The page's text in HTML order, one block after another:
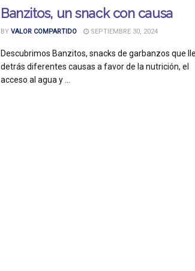
Banzitos, un snack con causa
BY VALOR COMPARTIDO SEPTIEMBRE 30, 2024
Descubrimos Banzitos, snacks de garbanzos que
detrás diferentes causas a favor de la nutrición, el
acceso al agua y ...